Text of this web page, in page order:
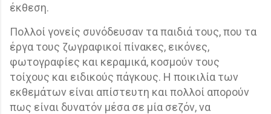
έκθεση.
Πολλοί γονείς συνόδευσαν τα παιδιά τους, που τα
έργα τους ζωγραφικοί πίνακες, εικόνες,
φωτογραφίες και κεραμικά, κοσμούν τους
τοίχους και ειδικούς πάγκους. Η ποικιλία των
εκθεμάτων είναι απίστευτη και πολλοί απορούν
πως είναι δυνατόν μέσα σε μία σεζόν, να